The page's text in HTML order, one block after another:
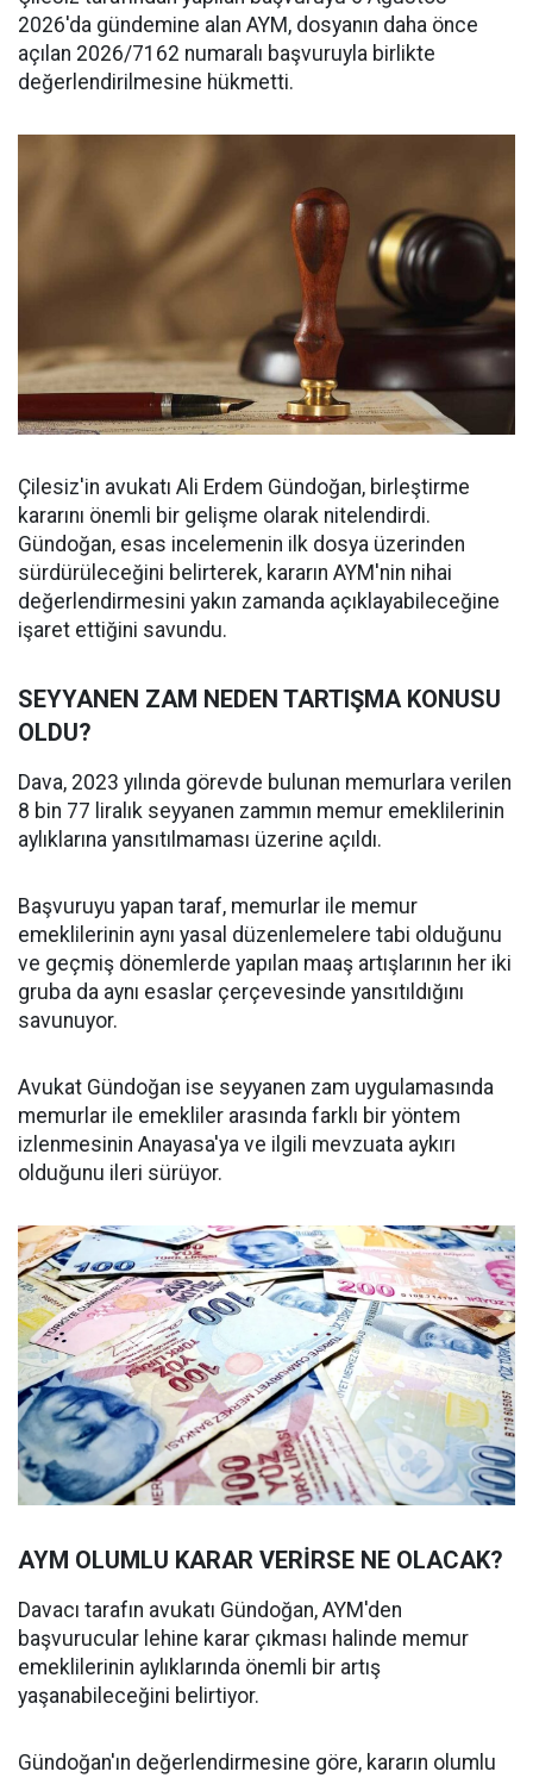
2026'da gündemine alan AYM, dosyanın daha önce
açılan 2026/7162 numaralı başvuruyla birlikte
değerlendirilmesine hükmetti.
Çilesiz'in avukatı Ali Erdem Gündoğan, birleştirme
kararını önemli bir gelişme olarak nitelendirdi.
Gündoğan, esas incelemenin ilk dosya üzerinden
sürdürüleceğini belirterek, kararın AYM'nin nihai
değerlendirmesini yakın zamanda açıklayabileceğine
işaret ettiğini savundu.
SEYYANEN ZAM NEDEN TARTIŞMA KONUSU
OLDU?
Dava, 2023 yılında görevde bulunan memurlara verilen
8 bin 77 liralık seyyanen zammın memur emeklilerinin
aylıklarına yansıtılmaması üzerine açıldı.
Başvuruyu yapan taraf, memurlar ile memur
emeklilerinin aynı yasal düzenlemelere tabi olduğunu
ve geçmiş dönemlerde yapılan maaş artışlarının her iki
gruba da aynı esaslar çerçevesinde yansıtıldığını
savunuyor.
Avukat Gündoğan ise seyyanen zam uygulamasında
memurlar ile emekliler arasında farklı bir yöntem
izlenmesinin Anayasa'ya ve ilgili mevzuata aykırı
olduğunu ileri sürüyor.
AYM OLUMLU KARAR VERİRSE NE OLACAK?
Davacı tarafın avukatı Gündoğan, AYM'den
başvurucular lehine karar çıkması halinde memur
emeklilerinin aylıklarında önemli bir artış
yaşanabileceğini belirtiyor.
Gündoğan'ın değerlendirmesine göre, kararın olumlu